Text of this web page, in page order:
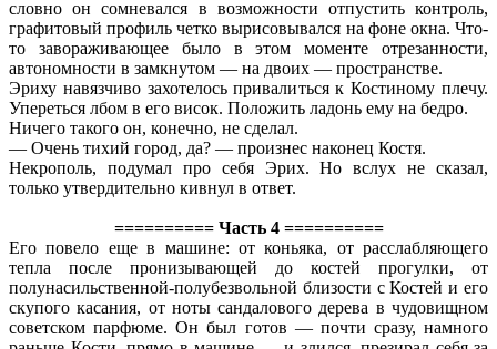
словно он сомневался в возможности отпустить контроль,
графитовый профиль четко вырисовывался на фоне окна. Что-
то завораживающее было в этом моменте отрезанности,
автономности в замкнутом — на двоих — пространстве.
Эриху навязчиво захотелось привалиться к Костиному плечу.
Упереться лбом в его висок. Положить ладонь ему на бедро.
Ничего такого он, конечно, не сделал.
— Очень тихий город, да? — произнес наконец Костя.
Некрополь, подумал про себя Эрих. Но вслух не сказал,
только утвердительно кивнул в ответ.
========== Часть 4 ==========
Его повело еще в машине: от коньяка, от расслабляющего
тепла после пронизывающей до костей прогулки, от
полунасильственной-полубезвольной близости с Костей и его
скупого касания, от ноты сандалового дерева в чудовищном
советском парфюме. Он был готов — почти сразу, намного